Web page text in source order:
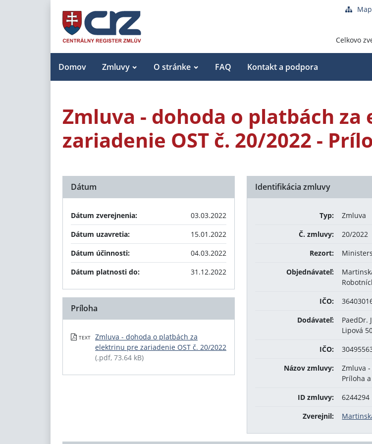
Celkovo
Domov Zmluvy O stránke FAQ Kontakt a podpora
Zmluva - dohoda o platbách
zariadenie OST č. 20/2022 -
Identifikácia zmluvy
Typ:
Zmluva
Č. zmluvy:
20/2022
Rezort:
Objednávateľ:
IČO:
Dodávateľ:
PaedDr.
Lipová
IČO:
Názov zmluvy:
Zmluva
Príloha
ID zmluvy:
6244294
Zverejnil:
Dátum
Dátum zverejnenia:
03.03.2022
Dátum uzavretia:
15.01.2022
Dátum účinnosti:
04.03.2022
Dátum platnosti do:
31.12.2022
Príloha
TEXT
Zmluva - dohoda o platbách za
elektrinu pre zariadenie OST č. 20/2022
(.pdf, 73.64 kB)